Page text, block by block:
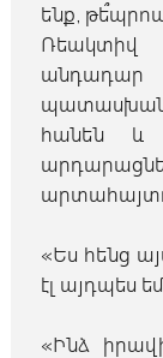
ենք,
Ռեակտիվ
հանեն և
«Ես հենց
էլ այդպես
«Ինձ